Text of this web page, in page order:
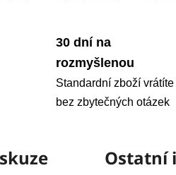
30 dní na
rozmyšlenou
Standardní zboží vrátíte
bez zbytečných otázek
Ostatní